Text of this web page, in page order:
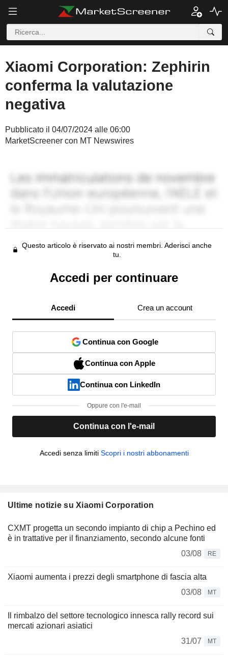
Xiaomi Corporation: Zephirin
conferma la valutazione
negativa
Pubblicato il 04/07/2024 alle 06:00
MarketScreener con MT Newswires
Questo articolo è riservato ai nostri membri. Aderisci anche
tu.
Accedi per continuare
Accedi Crea un account
Continua con Google
Continua con Apple
Continua con LinkedIn
Oppure con l'e-mail
Continua con l'e-mail
Accedi senza limiti Scopri i nostri abbonamenti
Ultime notizie su Xiaomi Corporation
CXMT progetta un secondo impianto di chip a Pechino ed
è in trattative per il finanziamento, secondo alcune fonti
03/08
RE
Xiaomi aumenta i prezzi degli smartphone di fascia alta
03/08
MT
Il rimbalzo del settore tecnologico innesca rally record sui
mercati azionari asiatici
31/07
MT